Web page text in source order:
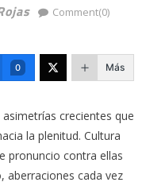
Comment(0)
0 Más
crecientes que
la plenitud. Cultura
pronuncio contra ellas
aberraciones cada vez